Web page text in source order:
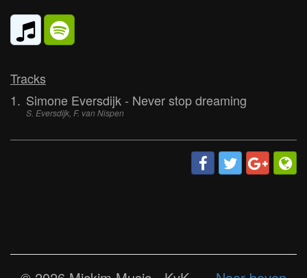
Tracks
1. Simone Eversdijk - Never stop dreaming
S. Eversdijk, F. van Nispen